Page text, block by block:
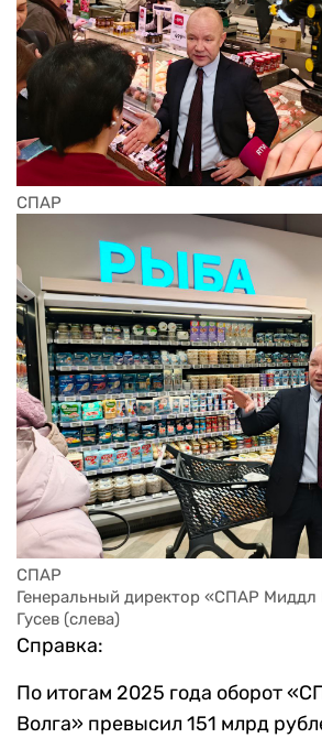
СПАР
СПАР
Генеральный директор «СПАР Миддл
Гусев (слева)
Справка:
По итогам 2025 года оборот
Волга» превысил 151 млрд